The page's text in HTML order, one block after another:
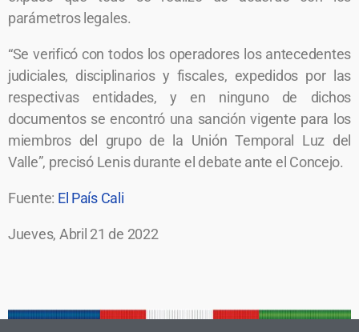
parámetros legales.
“Se verificó con todos los operadores los antecedentes
judiciales, disciplinarios y fiscales, expedidos por las
respectivas entidades, y en ninguno de dichos
documentos se encontró una sanción vigente para los
miembros del grupo de la Unión Temporal Luz del
Valle”, precisó Lenis durante el debate ante el Concejo.
Fuente: El País Cali
Jueves, Abril 21 de 2022